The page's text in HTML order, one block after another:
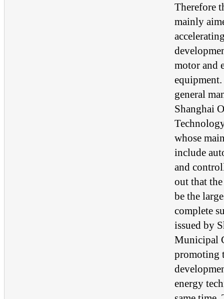
Therefore
mainly
motor and
general
Shanghai
whose
include
and
out that
be the
complete
issued by
Municipal
promoting
energy